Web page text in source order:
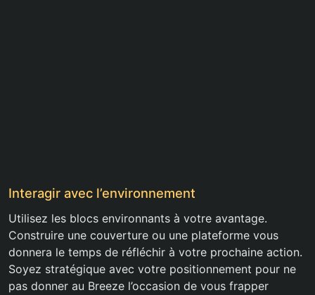
Interagir avec l’environnement
Utilisez les blocs environnants à votre avantage.
Construire une couverture ou une plateforme vous
donnera le temps de réfléchir à votre prochaine action.
Soyez stratégique avec votre positionnement pour ne
pas donner au Breeze l’occasion de vous frapper